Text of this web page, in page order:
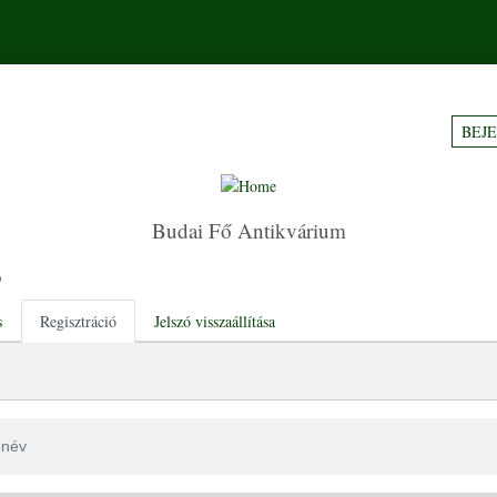
Budai Fő Antikvárium
Regisztráció Jelszó visszaállítása